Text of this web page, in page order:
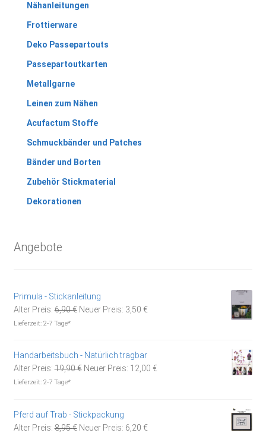
Nähanleitungen
Frottierware
Deko Passepartouts
Passepartoutkarten
Metallgarne
Leinen zum Nähen
Acufactum Stoffe
Schmuckbänder und Patches
Bänder und Borten
Zubehör Stickmaterial
Dekorationen
Angebote
Primula - Stickanleitung
Alter Preis: 6,90€ Ursprünglicher
Neuer Preis: 3,50 €Aktueller
Lieferzeit: 2-7 Tage*
Handarbeitsbuch - Natürlich tragbar
Alter Preis: 19,90€ Ursprünglicher
Neuer Preis: 12,00 €Aktueller
Lieferzeit: 2-7 Tage*
Pferd auf Trab - Stickpackung
Alter Preis: 8,95€ Ursprünglicher
Neuer Preis: 6,20 €Aktueller